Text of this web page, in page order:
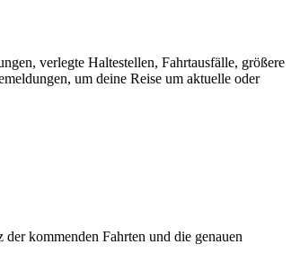
verlegte Haltestellen, Fahrtausfälle, größere
um deine Reise um aktuelle oder
kommenden Fahrten und die genauen